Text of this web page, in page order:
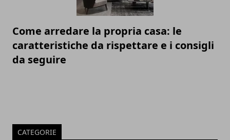
Come arredare la propria casa: le
caratteristiche da rispettare e i consigli
da seguire
CATEGORIE